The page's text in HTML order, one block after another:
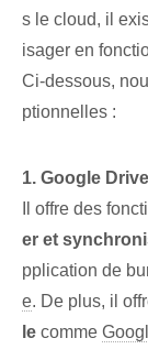
s le cloud, il
isager en
Ci-dessous,
ptionnelles :
1. Google
Il offre des
er et
pplication de
e. De plus, il
le comme